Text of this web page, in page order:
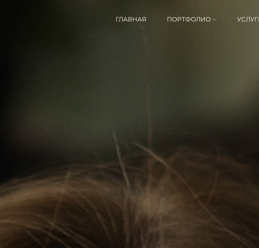
ГЛАВНАЯ ПОРТФОЛИО